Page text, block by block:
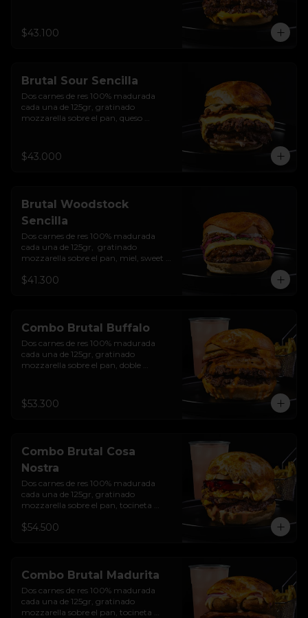
panko, encurtido de cebolla morada,
sour cream de sriracha levemente
$43.100
Brutal Sour Sencilla
Dos carnes de res 100% madurada
cada una de 125gr, gratinado
mozzarella sobre el pan, queso
sriracha, salsa rosada de pepinillos y
pan brioche sellado.
$43.000
Brutal Woodstock
Sencilla
Dos carnes de res 100% madurada
cada una de 125gr,  gratinado
mozzarella sobre el pan, miel, sweet
cebolla crocante, encurtido de cebolla,
$41.300
Combo Brutal Buffalo
Dos carnes de res 100% madurada
cada una de 125gr, gratinado
mozzarella sobre el pan, doble
caramelizada, Salsa Buffalo levemente
picante y pan brioche sellado + papas
$53.300
Combo Brutal Cosa
Nostra
Dos carnes de res 100% madurada
cada una de 125gr, gratinado
mozzarella sobre el pan, tocineta
queso cheddar, cebolla crocante,
$54.500
Combo Brutal Madurita
Dos carnes de res 100% madurada
cada una de 125gr, gratinado
mozzarella sobre el pan, tocineta